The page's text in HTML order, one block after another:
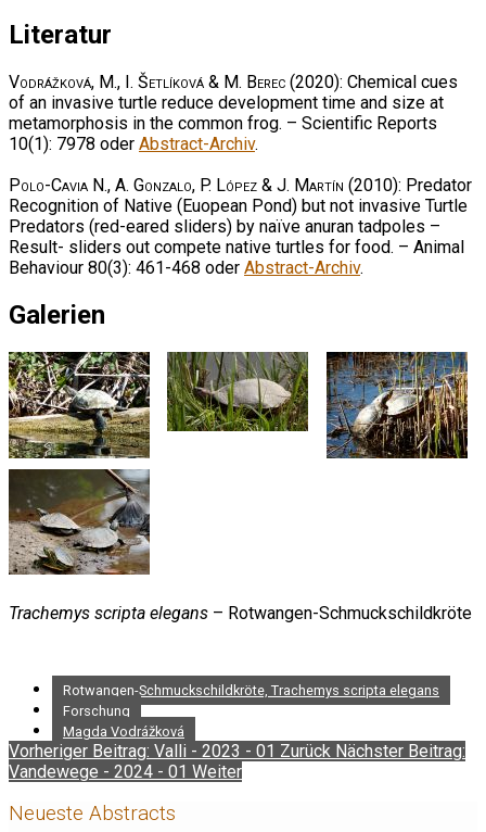
Literatur
Vodrážková, M., I. Šetlíková & M. Berec (2020): Chemical cues
of an invasive turtle reduce development time and size at
metamorphosis in the common frog. – Scientific Reports
10(1): 7978 oder Abstract-Archiv.
Polo-Cavia N., A. Gonzalo, P. López & J. Martín (2010): Predator
Recognition of Native (Euopean Pond) but not invasive Turtle
Predators (red-eared sliders) by naïve anuran tadpoles –
Result- sliders out compete native turtles for food. – Animal
Behaviour 80(3): 461-468 oder Abstract-Archiv.
Galerien
Trachemys scripta elegans – Rotwangen-Schmuckschildkröte
Rotwangen-Schmuckschildkröte, Trachemys scripta elegans
Forschung
Magda Vodrážková
Vorheriger Beitrag: Valli - 2023 - 01 Zurück Nächster Beitrag:
Vandewege - 2024 - 01 Weiter
Neueste Abstracts